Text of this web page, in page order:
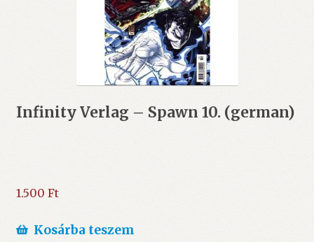
Infinity Verlag – Spawn 10. (german)
1.500 Ft
Kosárba teszem